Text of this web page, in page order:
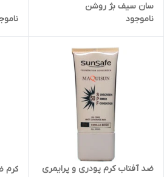
سان سیف بژ روشن
ناموجود
ضد آفتاب کرم پودری و پرایمری